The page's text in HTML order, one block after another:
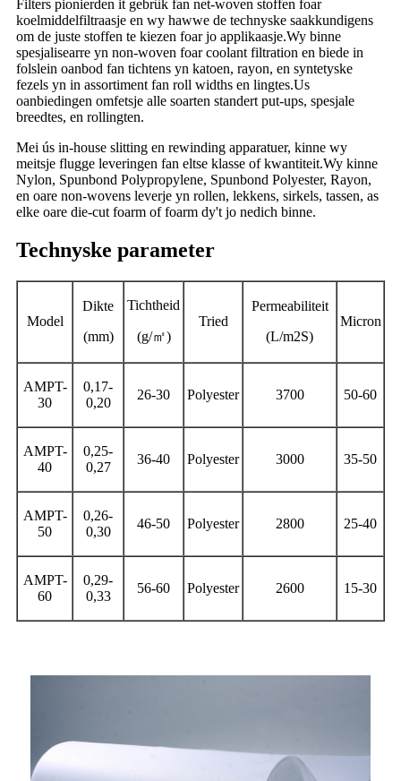
Filters pionierden it gebrûk fan net-woven stoffen foar
koelmiddelfiltraasje en wy hawwe de technyske saakkundigens
om de juste stoffen te kiezen foar jo applikaasje.Wy binne
spesjalisearre yn non-woven foar coolant filtration en biede in
folslein oanbod fan tichtens yn katoen, rayon, en syntetyske
fezels yn in assortiment fan roll widths en lingtes.Us
oanbiedingen omfetsje alle soarten standert put-ups, spesjale
breedtes, en rollingten.
Mei ús in-house slitting en rewinding apparatuer, kinne wy ​​
meitsje flugge leveringen fan eltse klasse of kwantiteit.Wy kinne
Nylon, Spunbond Polypropylene, Spunbond Polyester, Rayon,
en oare non-wovens leverje yn rollen, lekkens, sirkels, tassen, as
elke oare die-cut foarm of foarm dy't jo nedich binne.
Technyske parameter
Model
Dikte
(mm)
Tichtheid
(g/㎡)
Tried
Permeabiliteit
(L/m2S)
Micron
AMPT-
30
0,17-
0,20
26-30 Polyester 3700 50-60
AMPT-
40
0,25-
0,27
36-40 Polyester 3000 35-50
AMPT-
50
0,26-
0,30
46-50 Polyester 2800 25-40
AMPT-
60
0,29-
0,33
56-60 Polyester 2600 15-30